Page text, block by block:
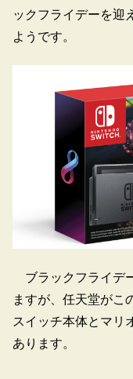
ックフライデーを迎
ようです。
ブラックフライデ
ますが、任天堂がこ
スイッチ本体とマリ
あります。